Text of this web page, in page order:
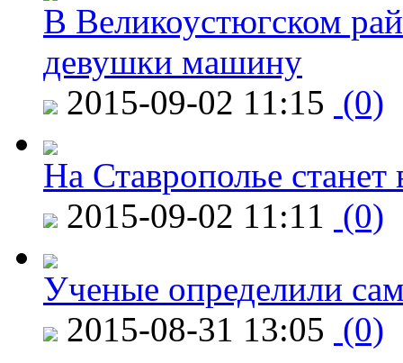
В Великоустюгском
девушки машину
2015-09-02 11:15 (0)
На Ставрополье
2015-09-02 11:11 (0)
Ученые определили
2015-08-31 13:05 (0)